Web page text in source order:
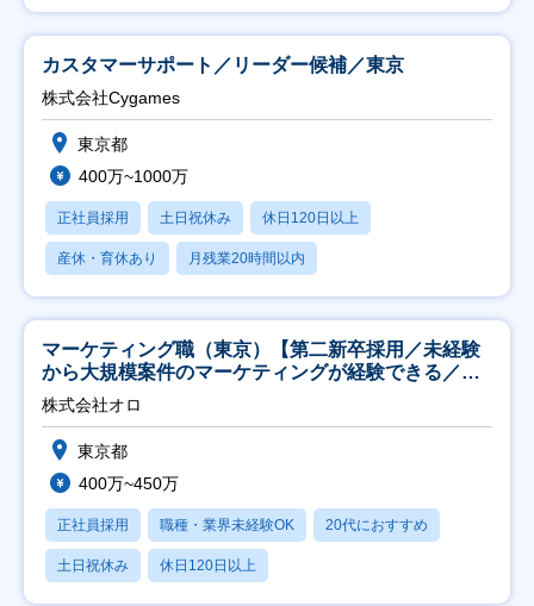
カスタマーサポート／リーダー候補／東京
株式会社Cygames
東京都
400万~1000万
正社員採用 土日祝休み 休日120日以上
産休・育休あり 月残業20時間以内
マーケティング職（東京）【第二新卒採用／未経験
から大規模案件のマーケティングが経験できる／研
修充実】
株式会社オロ
東京都
400万~450万
正社員採用 職種・業界未経験OK 20代におすすめ
土日祝休み 休日120日以上